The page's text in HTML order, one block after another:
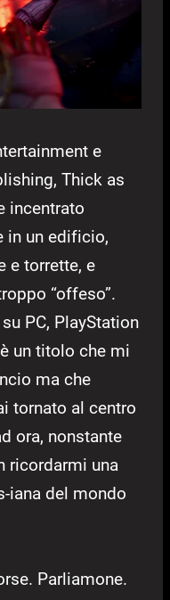
e
Thick as
incentrato
in un edificio,
e torrette, e
“offeso”.
PC, PlayStation
un titolo che mi
ma che
tornato al centro
ora, nonstante
ricordarmi una
iana del mondo
Parliamone.